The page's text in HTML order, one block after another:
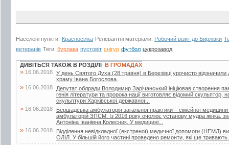
Населені пункти: Красносілка Релевантні матеріали: Робочий візит до Бирлівки
ветеранів Теги: бурлака пустовіт снігур футбол цукрозавод
ДИВІТЬСЯ ТАКОЖ В РОЗДІЛІ В ГРОМАДАХ
» 16.06.2018 У день Святого Духа (28 травня) в Березівці урочисто відзначили
храму Івана Богослова.
» 16.06.2018
Депутат облради Володимир Зарічанський ініціював створення
генія літератури та пророка нації виготовляє відомий
скульптури Харківської державної...
» 16.06.2018
Бершадська амбулаторія загальної практики – сімейної
амбулаторій ЗПСМ. Із 2016 року очолює установу мудра жінка,
Антоніна Іванівна Колесник. У медицині...
» 16.06.2018
Відділення невідкладної (екстреної) медичної допомоги (НЕМД)
ОЛІЛ. У більшій його частині проведено ремонти, які ще тривають.